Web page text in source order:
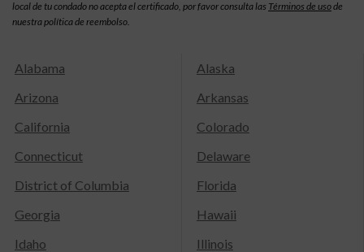
local de tu condado no acepta el certificado, por favor consulta las Términos de usode
nuestra política de reembolso.
Alabama
Alaska
Arizona
Arkansas
California
Colorado
Connecticut
Delaware
District of Columbia
Florida
Georgia
Hawaii
Idaho
Illinois